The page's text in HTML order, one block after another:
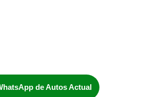
de Autos Actual